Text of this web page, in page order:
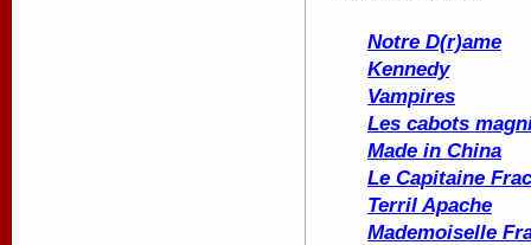
Notre D(r)ame
Kennedy
Vampires
Les cabots
Made in China
Le Capitaine
Terril Apache
Mademoiselle